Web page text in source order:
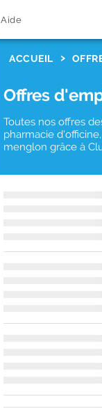
Aide
ACCUEIL
Offres
Toutes nos offres
pharmacie
menglon grâce à